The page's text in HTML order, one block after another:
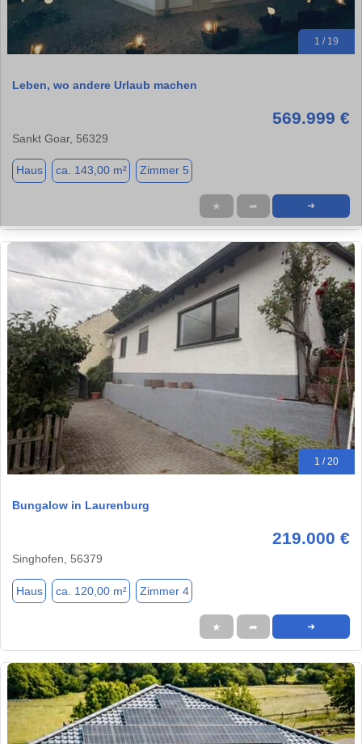
1 / 19
Leben, wo andere Urlaub machen
569.999 €
Sankt Goar, 56329
Haus ca. 143,00 m² Zimmer 5
★ ➦ ➜
1 / 20
Bungalow in Laurenburg
219.000 €
Singhofen, 56379
Haus ca. 120,00 m² Zimmer 4
★ ➦ ➜